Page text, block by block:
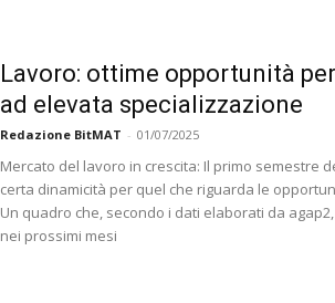
Lavoro: ottime opportunità
ad elevata specializzazione
Redazione BitMAT - 01/07/2025
Mercato del lavoro in crescita: Il primo semestre
certa dinamicità per quel che riguarda le
Un quadro che, secondo i dati elaborati da
nei prossimi mesi